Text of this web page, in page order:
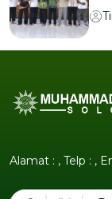
Alamat : , Telp : ,